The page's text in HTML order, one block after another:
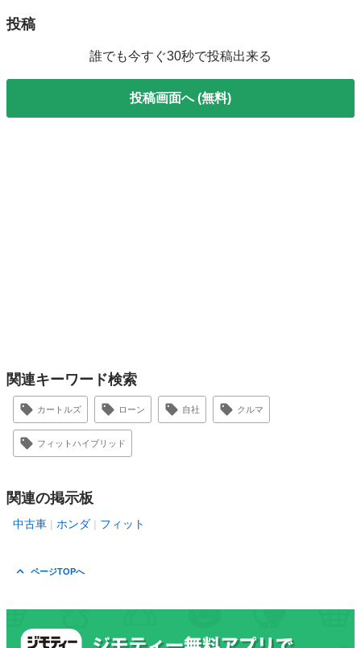
投稿
誰でも今すぐ30秒で投稿出来る
投稿画面へ (無料)
関連キーワード検索
カートルズ ローン 自社 クルマ
フィットハイブリッド
関連の掲示板
中古車 ホンダ フィット
ページTOPへ